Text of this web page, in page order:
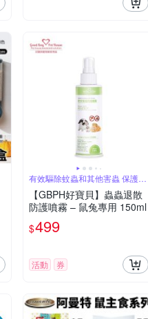
有效驅除蚊蟲和其他害蟲 保護您
的小寵物
【GBPH好寶貝】蟲蟲退散
防護噴霧 – 鼠兔專用 150ml
$499
活動 券